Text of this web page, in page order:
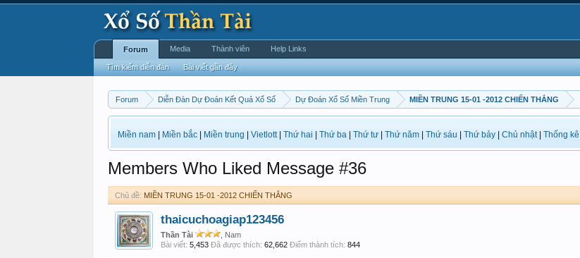
Forum Diễn Đàn Dự Đoán Kết Quả Xổ Số Dự Đoán Xổ Số Miền Trung MIỀN TRUNG 15-01 -2012 CHIẾN THẮNG
Miền nam Miền bắc Miền trung Vietlott| Thứ hai Thứ ba Thứ tư Thứ năm Thứ sáu Thứ bảy Chủ nhật| Thống kê
Members Who Liked Message #36
Chủ đề: MIỀN TRUNG 15-01 -2012 CHIẾN THẮNG
thaicuchoagiap123456
Thần Tài
, Nam
Bài viết: 5,453 Đã được thích: 62,662 Điểm thành tích: 844
Forum
Tìm kiếm diễn đàn Bài viết gần đây
Media Thành viên Help Links